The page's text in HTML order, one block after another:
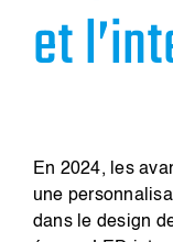
et
En 2024, les
une
dans le design